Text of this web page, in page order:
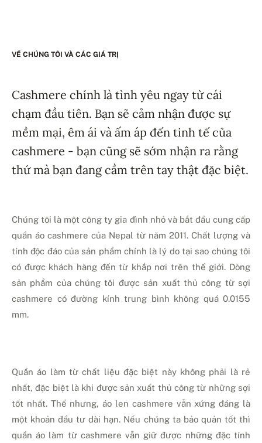
VỀ CHÚNG TÔI VÀ CÁC GIÁ TRỊ
Cashmere chính là tình yêu ngay từ cái
chạm đầu tiên. Bạn sẽ cảm nhận được sự
mềm mại, êm ái và ấm áp đến tinh tế của
cashmere - bạn cũng sẽ sớm nhận ra rằng
thứ mà bạn đang cầm trên tay thật đặc biệt.
Chúng tôi là một công ty gia đình nhỏ và bắt đầu cung cấp
quần áo cashmere của Nepal từ năm 2011. Chất lượng và
tính độc đáo của sản phẩm chính là lý do tại sao chúng tôi
có được khách hàng đến từ khắp nơi trên thế giới. Dòng
sản phẩm của chúng tôi được sản xuất thủ công từ sợi
cashmere có đường kính trung bình không quá 0.0155
mm.
Quần áo làm từ chất liệu đặc biệt này không phải là rẻ
nhất, đặc biệt là khi được sản xuất thủ công từ những sợi
tốt nhất. Thế nhưng, áo len cashmere vẫn xứng đáng là
một khoản đầu tư dài hạn. Nếu chúng ta bảo quản tốt thì
quần áo làm từ cashmere vẫn giữ được những đặc tính